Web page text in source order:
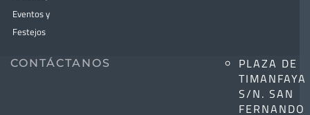
Eventos y
Festejos
CONTÁCTANOS
PLAZA DE
TIMANFAYA
S/N. SAN
FERNANDO